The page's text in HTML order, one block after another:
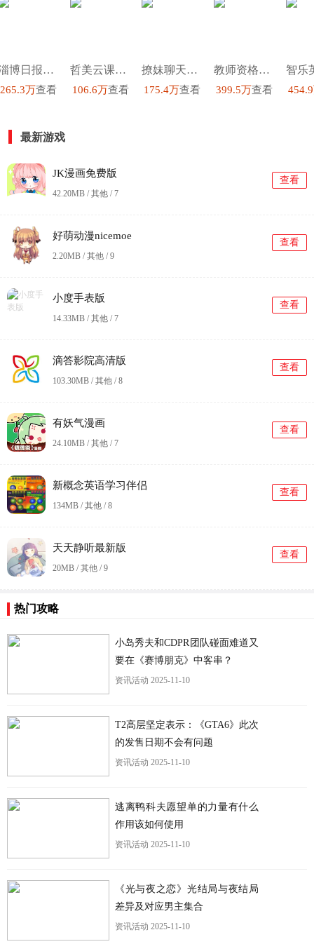
淄博日报官方最新版
265.3万查看
哲美云课堂最新免费版
106.6万查看
撩妹聊天套路安卓免费版
175.4万查看
教师资格证手机最新版
399.5万查看
最新游戏
JK漫画免费版
42.20MB / 其他 /7
查看
好萌动漫nicemoe
2.20MB / 其他 /9
查看
小度手表版
14.33MB / 其他 /7
查看
滴答影院高清版
103.30MB / 其他 /8
查看
有妖气漫画
24.10MB / 其他 /7
查看
新概念英语学习伴侣
134MB / 其他 /8
查看
天天静听最新版
20MB / 其他 /9
查看
热门攻略
小岛秀夫和CDPR团队碰面难道又
要在《赛博朋克》中客串？
资讯活动 2025-11-10
T2高层坚定表示：《GTA6》此次
的发售日期不会有问题
资讯活动 2025-11-10
逃离鸭科夫愿望单的力量有什么
作用该如何使用
资讯活动 2025-11-10
《光与夜之恋》光结局与夜结局
差异及对应男主集合
资讯活动 2025-11-10